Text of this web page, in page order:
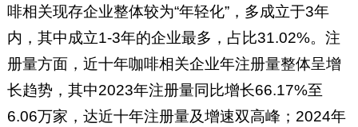
啡相关现存企业整体较为“年轻化”，多成立于3年
内，其中成立1-3年的企业最多，占比31.02%。注
册量方面，近十年咖啡相关企业年注册量整体呈增
长趋势，其中2023年注册量同比增长66.17%至
6.06万家，达近十年注册量及增速双高峰；2024年